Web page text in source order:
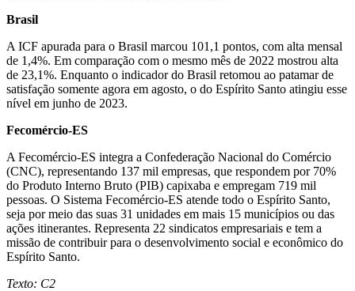
Brasil
A ICF apurada para o Brasil marcou 101,1 pontos, com alta mensal
de 1,4%. Em comparação com o mesmo mês de 2022 mostrou alta
de 23,1%. Enquanto o indicador do Brasil retomou ao patamar de
satisfação somente agora em agosto, o do Espírito Santo atingiu esse
nível em junho de 2023.
Fecomércio-ES
A Fecomércio-ES integra a Confederação Nacional do Comércio
(CNC), representando 137 mil empresas, que respondem por 70%
do Produto Interno Bruto (PIB) capixaba e empregam 719 mil
pessoas. O Sistema Fecomércio-ES atende todo o Espírito Santo,
seja por meio das suas 31 unidades em mais 15 municípios ou das
ações itinerantes. Representa 22 sindicatos empresariais e tem a
missão de contribuir para o desenvolvimento social e econômico do
Espírito Santo.
Texto: C2